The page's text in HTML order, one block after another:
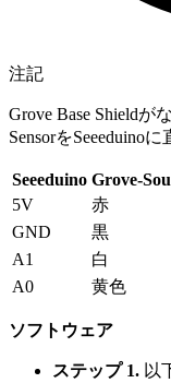
注記
Grove Base Shieldが
SensorをSeeeduino
Seeeduino Grove-
5V
赤
GND
黒
A1
白
A0
黄色
ソフトウェア
ステップ 1. 以